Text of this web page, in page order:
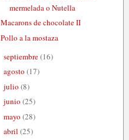
mermelada o Nutella
Macarons de chocolate II
Pollo a la mostaza
septiembre(16)
agosto (17)
julio (8)
junio (25)
mayo (28)
abril (25)